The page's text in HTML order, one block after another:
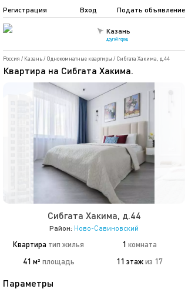
Казань
другой город
Подать объявление
Регистрация Вход
Россия / Казань/ Однокомнатные квартиры / Сибгата Хакима, д.44
Квартира на Сибгата Хакима.
Сибгата Хакима, д.44
Район: Ново-Савиновский
Квартира тип жилья 1 комната
41 м² площадь 11 этажиз 17
Параметры